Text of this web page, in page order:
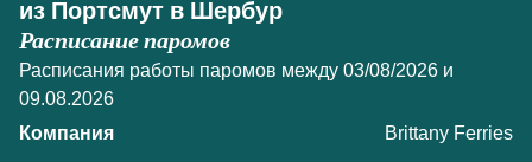
из Портсмут в Шербур
Расписание паромов
Расписания работы паромов между 03/08/2026 и
09.08.2026
Brittany Ferries